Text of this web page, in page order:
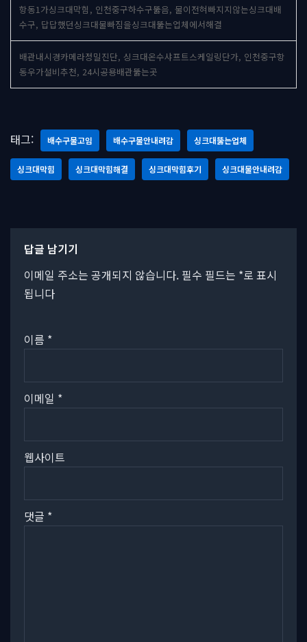
항동1가싱크대막힘, 인천중구하수구뚫음, 물이전혀빠지지않는싱크대배
수구, 답답했던싱크대물빠짐을싱크대뚫는업체에서해결
배관내시경카메라정밀진단, 싱크대온수샤프트스케일링단가, 인천중구항
동우가설비추천, 24시공용배관뚫는곳
태그: 배수구물고임 배수구물안내려감 싱크대뚫는업체
싱크대막힘 싱크대막힘해결 싱크대막힘후기 싱크대물안내려감
답글 남기기
이메일 주소는 공개되지 않습니다. 필수 필드는 *로 표시
됩니다
이름 *
이메일 *
웹사이트
댓글 *